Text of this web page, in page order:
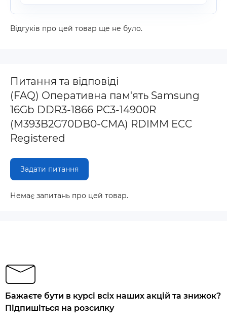
Відгуків про цей товар ще не було.
Питання та відповіді
(FAQ) Оперативна пам'ять Samsung
16Gb DDR3-1866 PC3-14900R
(M393B2G70DB0-CMA) RDIMM ECC
Registered
Задати питання
Немає запитань про цей товар.
Бажаєте бути в курсі всіх наших акцій та знижок?
Підпишіться на розсилку